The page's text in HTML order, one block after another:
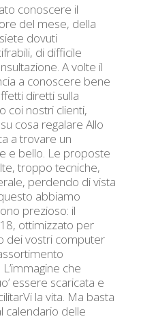
conoscere il
del mese, della
dovuti
di difficile
A volte il
a conoscere bene
diretti sulla
coi nostri clienti,
cosa regalare Allo
a trovare un
e bello. Le proposte
troppo tecniche,
perdendo di vista
abbiamo
prezioso: il
ottimizzato per
dei vostri computer
che
essere scaricata e
la vita. Ma basta
calendario delle